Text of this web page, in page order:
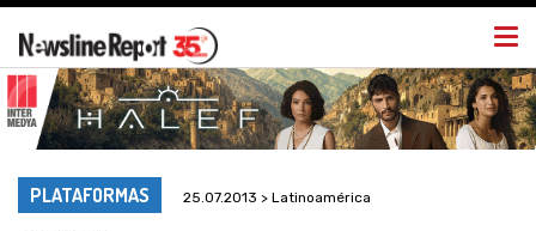
PLATAFORMAS 25.07.2013 > Latinoamérica